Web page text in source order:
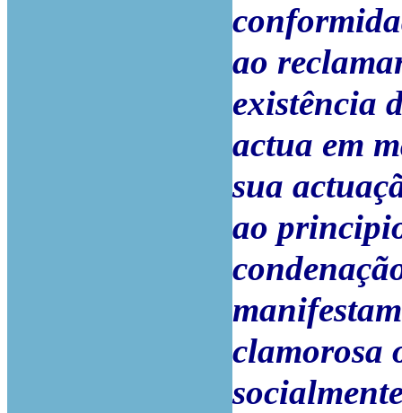
ao
existência
actua em
sua
ao
clamorosa